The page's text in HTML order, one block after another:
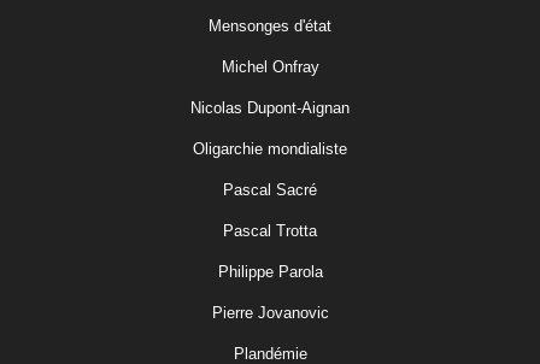
Mensonges d'état
Michel Onfray
Nicolas Dupont-Aignan
Oligarchie mondialiste
Pascal Sacré
Pascal Trotta
Philippe Parola
Pierre Jovanovic
Plandémie